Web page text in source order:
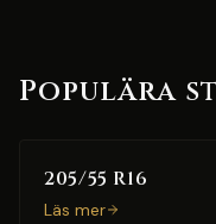
Populära
205/55 R16
Läs mer